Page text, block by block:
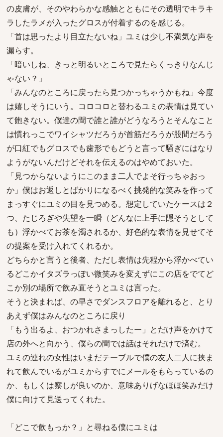
の皮膚が、そのやわらかな感触とともにその透明でキラキ
ラしたラメが入ったグロスが付着するのを感じる。
「首は思ったより目立たないね」ユミは少し不満気な声を
漏らす。
「暗いしね、きっと明るいところで見たらくっきりなんじ
ゃない？」
「みんなのところに戻ったら見つかっちゃうかもね」今度
は嬉しそうにいう。コロコロと替わるユミの表情は見てい
て飽きない。僕達の間で誰と誰がどうなろうとそんなこと
は慣れっこでワイシャツだろうが首筋だろうが股間だろう
が口紅でもグロスでも歯形でもどうと言って騒ぎにはなり
ようがないんだけどそれを伝えるのはやめておいた。
「見つからないようにこのまま二人でよそ行っちゃおっ
か」僕はお返しとばかりになるべく挑発的な笑みを作って
まっすぐにユミの目を見つめる。想定していたケースは２
つ、たじろぎや失望を一瞬（どんなに上手に隠そうとして
も）浮かべてお茶を濁されるか、好色的な表情を見せてそ
の提案を受け入れてくれるか。
どちらかと言うと後者、ただし表情は先程から浮かべてい
るどこかイタズラっぽい微笑みを変えずにこの店をでてど
こか別の場所で飲み直そうとユミは言った。
そうと決まれば、の早さでダンスフロアを離れると、とり
あえず僕はみんなのところに戻り
「もう出るよ、おつかれさまっしたー」とだけ声をかけて
店の外へと向かう、僕らの間では話はそれだけで済む。
ユミの連れの女性はいまだテーブルで僕の友人二人に挟ま
れて飲んでいるがユミからすでにメールをもらっているの
か、もしくは察しが良いのか、意味ありげなほほ笑みだけ
僕に向けて見送ってくれた。
「どこで飲もっか？」と尋ねる僕にユミは